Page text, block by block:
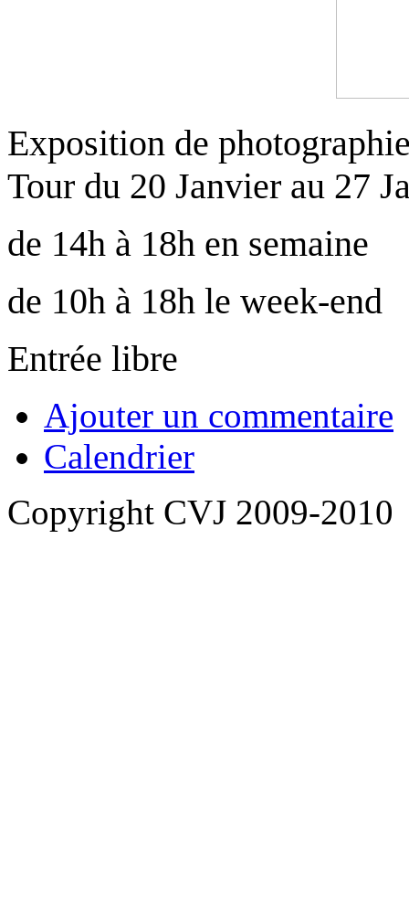
Exposition de
Tour du 20 Janvier au 27
de 14h à 18h en semaine
de 10h à 18h le week-end
Entrée libre
Ajouter un commentaire
Calendrier
Copyright CVJ 2009-2010